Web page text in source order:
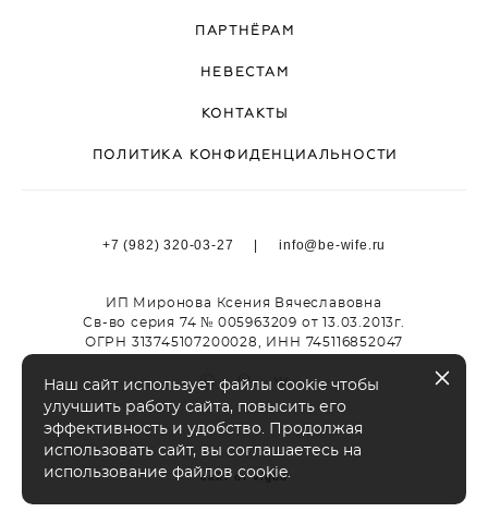
ПАРТНЁРАМ
НЕВЕСТАМ
КОНТАКТЫ
ПОЛИТИКА КОНФИДЕНЦИАЛЬНОСТИ
+7 (982) 320-03-27 | info@be-wife.ru
ИП Миронова Ксения Вячеславовна
Св-во серия 74 № 005963209 от 13.03.2013г.
ОГРН 313745107200028, ИНН 745116852047
сайт от vigbo
Наш сайт использует файлы cookie чтобы
улучшить работу сайта, повысить его
эффективность и удобство. Продолжая
использовать сайт, вы соглашаетесь на
использование файлов cookie.